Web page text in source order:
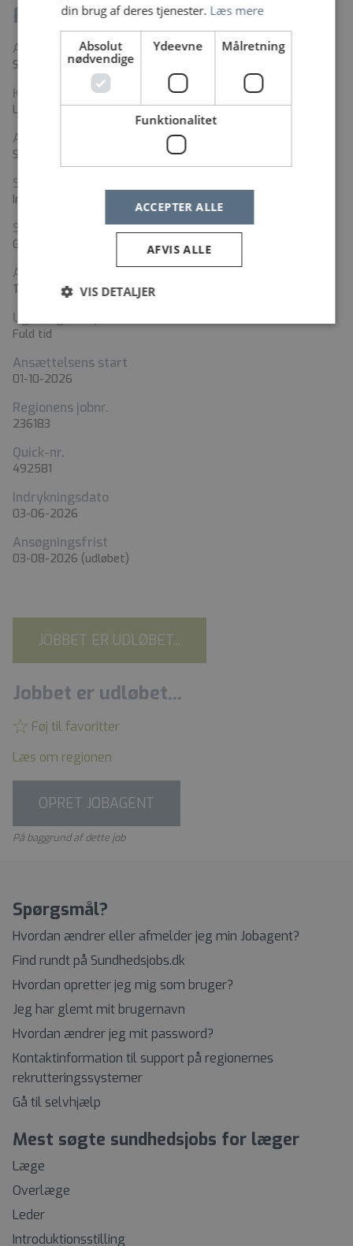
Fakta
Arbejdssted
Sygehus Lillebælt, Kolding Sygehus
Kontaktperson
Lene Feldstedt
Adresse
Sygehusvej 24, 6000 Kolding
Stillingstype
Introduktionsstilling
Speciale
Gynækologi og obstetrik
Ansættelsesform
Tidsbegrænset periode
Ugentlig arbejdstid
Fuld tid
Ansættelsens start
01-10-2026
Regionens jobnr.
236183
Quick-nr.
492581
Indrykningsdato
03-06-2026
Ansøgningsfrist
03-08-2026 (udløbet)
JOBBET ER UDLØBET...
Jobbet er udløbet...
Føj til favoritter
Læs om regionen
OPRET JOBAGENT
På baggrund af dette job
Spørgsmål?
Hvordan ændrer eller afmelder jeg min Jobagent?
Find rundt på Sundhedsjobs.dk
Hvordan opretter jeg mig som bruger?
Jeg har glemt mit brugernavn
Hvordan ændrer jeg mit password?
Kontaktinformation til support på regionernes
rekrutteringssystemer
Gå til selvhjælp
Mest søgte sundhedsjobs for læger
Læge
Overlæge
Leder
Introduktionsstilling
din brug af deres tjenester. Læs mere
Absolut
nødvendige
Ydeevne Målretning
Funktionalitet
ACCEPTER ALLE
AFVIS ALLE
VIS DETALJER